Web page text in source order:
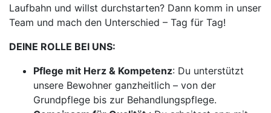
Laufbahn und willst durchstarten? Dann komm in unser
Team und mach den Unterschied – Tag für Tag!
DEINE ROLLE BEI UNS:
Pflege mit Herz & Kompetenz: Du unterstützt
unsere Bewohner ganzheitlich – von der
Grundpflege bis zur Behandlungspflege.